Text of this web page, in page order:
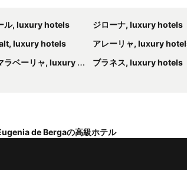
ル, luxury hotels
ジローナ, luxury hotels
luxury hotels
アレーリャ, luxury
ベーリャ, luxury hotels
ブラネス, luxury hotels
de Bergaの高級ホテル